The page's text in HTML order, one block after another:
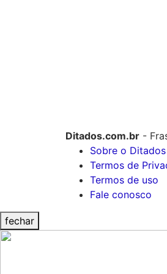
Ditados.com.br -
Sobre o Ditados
Termos de
Termos de uso
Fale conosco
fechar